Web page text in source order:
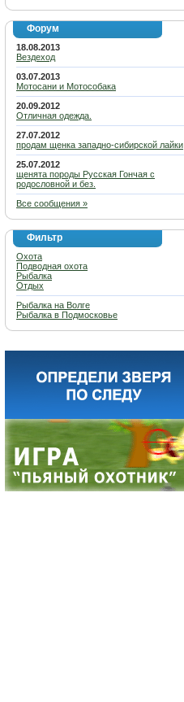
Форум
18.08.2013
Вездеход
03.07.2013
Мотосани и Мотособака
20.09.2012
Отличная одежда.
27.07.2012
продам щенка западно-сибирской лайки
25.07.2012
щенята породы Русская Гончая с
родословной и без.
Все сообщения »
Фильтр
Охота
Подводная охота
Рыбалка
Отдых
Рыбалка на Волге
Рыбалка в Подмосковье